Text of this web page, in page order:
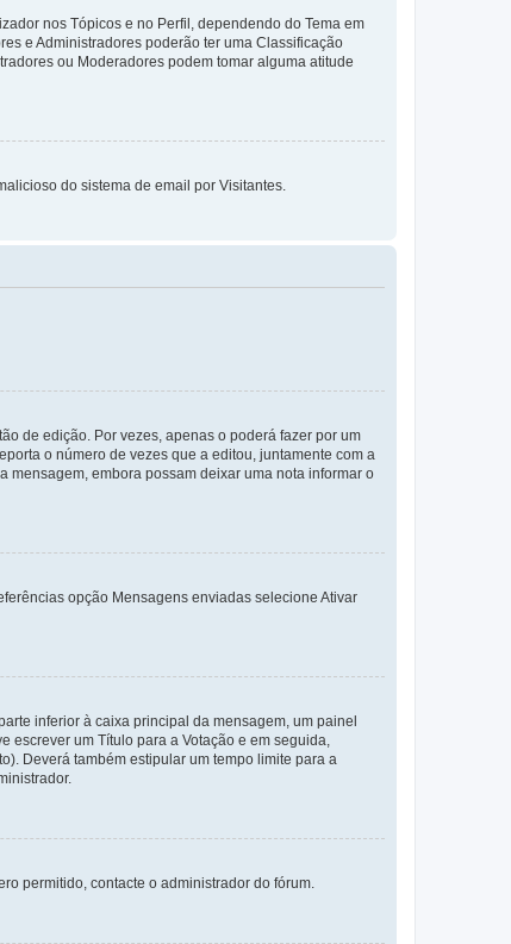
nos Tópicos e no Perfil, dependendo do Tema em
e Administradores poderão ter uma Classificação
ou Moderadores podem tomar alguma atitude
do sistema de email por Visitantes.
de edição. Por vezes, apenas o poderá fazer por um
o número de vezes que a editou, juntamente com a
mensagem, embora possam deixar uma nota informar o
opção Mensagens enviadas selecione Ativar
inferior à caixa principal da mensagem, um painel
escrever um Título para a Votação e em seguida,
Deverá também estipular um tempo limite para a
permitido, contacte o administrador do fórum.